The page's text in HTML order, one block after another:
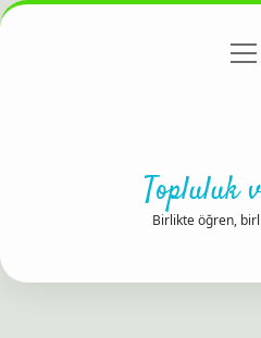
Gizlilik
Topluluk
Birlikte öğren,